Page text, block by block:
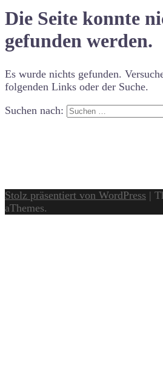
Die Seite konnte
gefunden werden.
Es wurde nichts gefunden.
folgenden Links oder der Suche.
Suchen nach:
Stolz präsentiert von WordPress |
aThemes.